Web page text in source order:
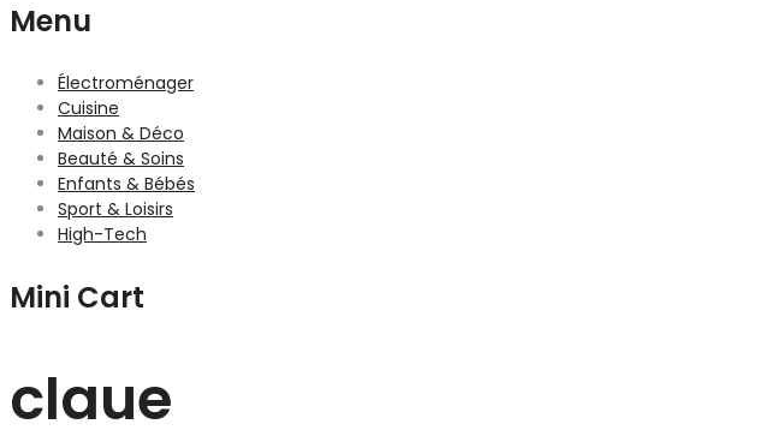
Menu
Électroménager
Cuisine
Maison & Déco
Beauté & Soins
Enfants & Bébés
Sport & Loisirs
High-Tech
Mini Cart
claue